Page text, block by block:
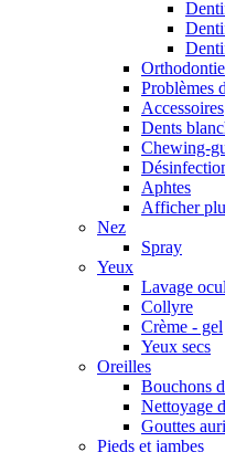
Orthodontie
Problèmes
Accessoires
Dents
Chewing-
Aphtes
Afficher
Nez
Spray
Yeux
Lavage
Collyre
Crème - gel
Yeux secs
Oreilles
Bouchons
Nettoyage
Gouttes
Pieds et jambes